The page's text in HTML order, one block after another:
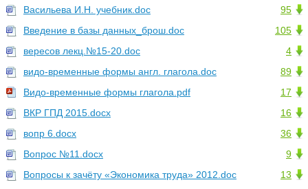
95
Васильева И.Н. учебник.doc
105
Введение в базы данных_брош.doc
4
вересов лекц.№15-20.doc
89
видо-временные формы англ. глагола.doc
17
Видо-временные формы глагола.pdf
16
ВКР ГПД 2015.docx
36
вопр 6.docx
9
Вопрос №11.docx
13
Вопросы к зачёту «Экономика труда» 2012.doc